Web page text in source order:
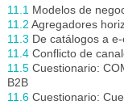
11.1 Modelos de
11.2 Agregadores
11.3 De catálogos a
11.4Conflicto de
11.5Cuestionario:
B2B
11.6Cuestionario: